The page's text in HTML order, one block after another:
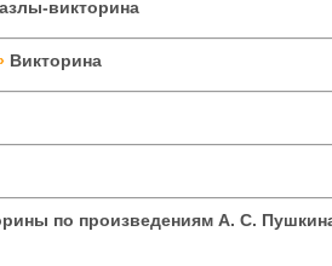
викторина
Викторина
по произведениям А. С.